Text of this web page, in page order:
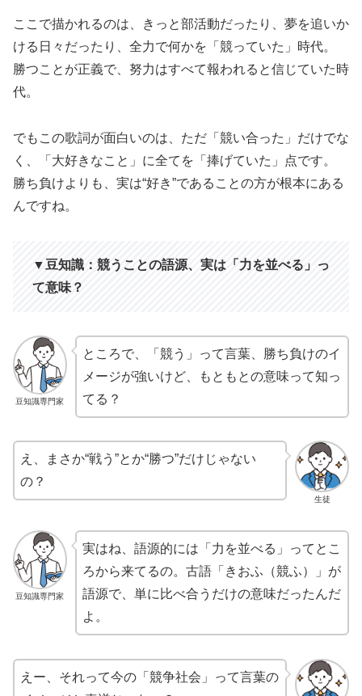
ここで描かれるのは、きっと部活動だったり、夢を追いか
ける日々だったり、全力で何かを「競っていた」時代。
勝つことが正義で、努力はすべて報われると信じていた時
代。
でもこの歌詞が面白いのは、ただ「競い合った」だけでな
く、「大好きなこと」に全てを「捧げていた」点です。
勝ち負けよりも、実は“好き”であることの方が根本にある
んですね。
▼豆知識：競うことの語源、実は「力を並べる」っ
て意味？
豆知識専門家
ところで、「競う」って言葉、勝ち負けのイ
メージが強いけど、もともとの意味って知っ
てる？
生徒
え、まさか“戦う”とか“勝つ”だけじゃない
の？
豆知識専門家
実はね、語源的には「力を並べる」ってとこ
ろから来てるの。古語「きおふ（競ふ）」が
語源で、単に比べ合うだけの意味だったんだ
よ。
えー、それって今の「競争社会」って言葉の